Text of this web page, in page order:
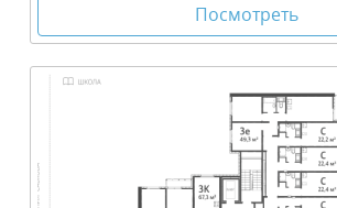
Посмотреть